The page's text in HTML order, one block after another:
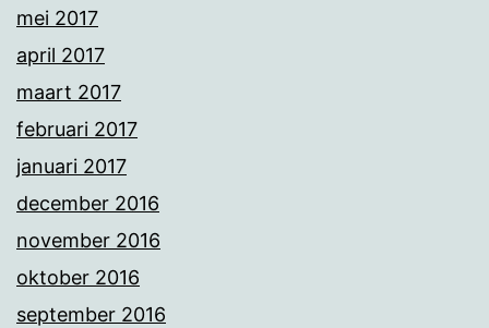
mei 2017
april 2017
maart 2017
februari 2017
januari 2017
december 2016
november 2016
oktober 2016
september 2016